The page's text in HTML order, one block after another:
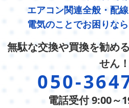
エアコン関連全般・配
電気のことでお困りな
無駄な交換や買換を勧め
せん！
050-
電話受付 9:00～